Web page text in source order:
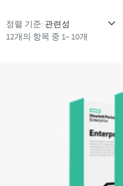
정렬 기준:
12개의 항목 중 1~ 10개